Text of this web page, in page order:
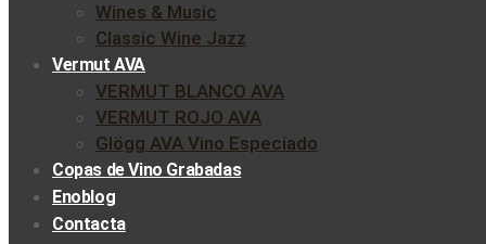
Wines & Music
Classic Wine Jazz
Vermut AVA
VERMUT BLANCO AVA
VERMUT ROJO AVA
Glögg AVA Vino Especiado
Copas de Vino Grabadas
Enoblog
Contacta